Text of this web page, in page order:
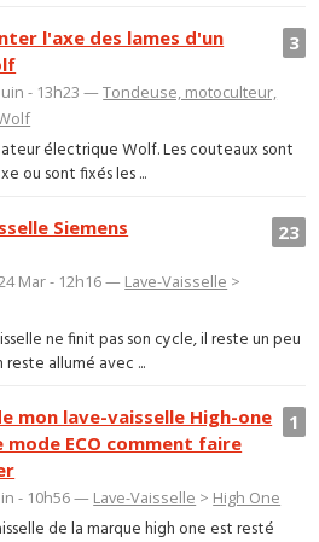
3
l'axe des lames d'un
- 13h23 —Tondeuse, motoculteur,
électrique Wolf. Les couteaux sont
ou sont fixés les ...
23
Siemens
Mar - 12h16 — Lave-Vaisselle >
ne finit pas son cycle, il reste un peu
allumé avec ...
1
mon lave-vaisselle High-one
ECO comment faire
- 10h56 — Lave-Vaisselle > High One
de la marque high one est resté